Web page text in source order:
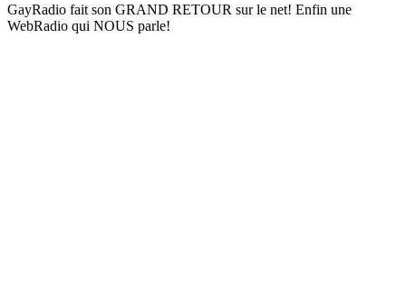
GayRadio fait son GRAND RETOUR sur le net! Enfin une
WebRadio qui NOUS parle!